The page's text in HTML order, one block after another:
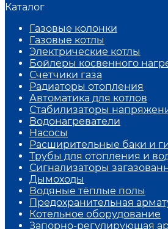
Каталог
Газовые колонки
Газовые котлы
Электрические котлы
Бойлеры косвенного
Счетчики газа
Радиаторы отопления
Автоматика для котлов
Стабилизаторы
Водонагреватели
Насосы
Расширительные баки и
Трубы для отопления и
Сигнализаторы
Дымоходы
Водяные тёплые полы
Предохранительная
Котельное оборудование
Запорно-регулирующая